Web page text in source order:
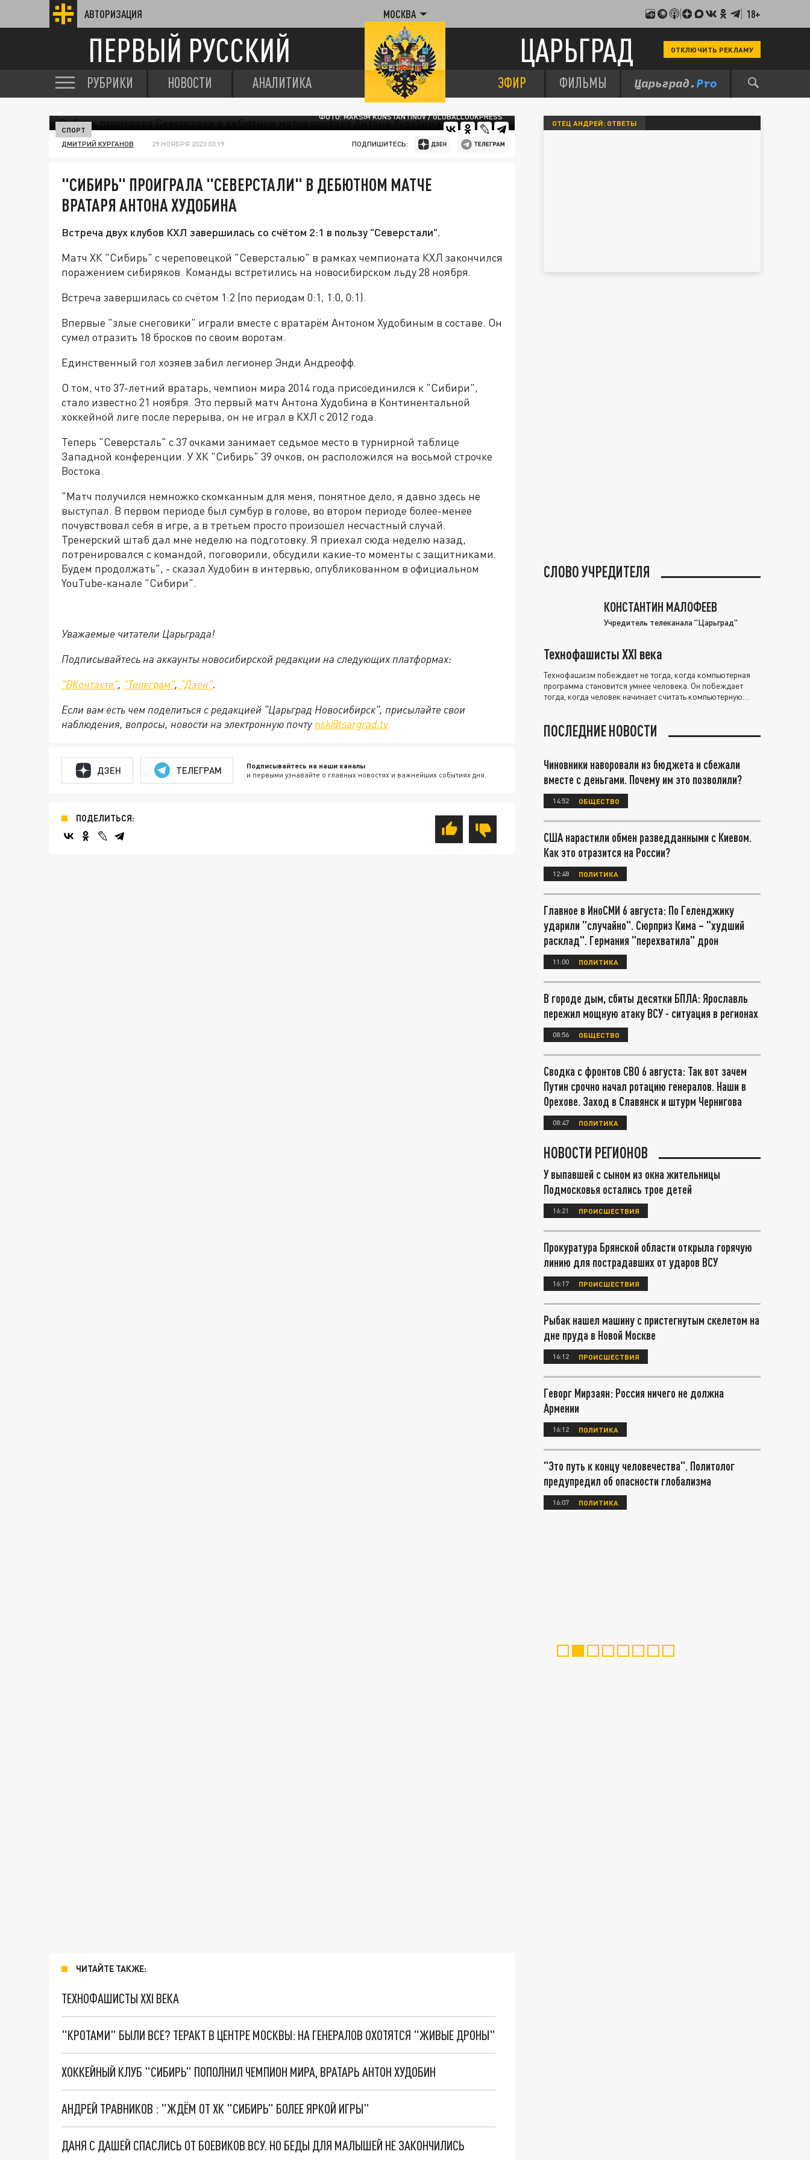
АВТОРИЗАЦИЯ МОСКВА 18+
ПЕРВЫЙ РУССКИЙ ЦАРЬГРАД ОТКЛЮЧИТЬ РЕКЛАМУ
РУБРИКИ НОВОСТИ АНАЛИТИКА ЭФИР ФИЛЬМЫ
ФОТО: MAKSIM KONSTANTINOV / GLOBALLOOKPRESS
СПОРТ
ДМИТРИЙ КУРГАНОВ 29 НОЯБРЯ 2023 03:19 ПОДПИШИТЕСЬ:
"СИБИРЬ" ПРОИГРАЛА "СЕВЕРСТАЛИ" В ДЕБЮТНОМ МАТЧЕ
ВРАТАРЯ АНТОНА ХУДОБИНА
Встреча двух клубов КХЛ завершилась со счётом 2:1 в пользу "Северстали".
Матч ХК "Сибирь" с череповецкой "Северсталью" в рамках чемпионата КХЛ закончился
поражением сибиряков. Команды встретились на новосибирском льду 28 ноября.
Встреча завершилась со счётом 1:2 (по периодам 0:1, 1:0, 0:1).
Впервые "злые снеговики" играли вместе с вратарём Антоном Худобиным в составе. Он
сумел отразить 18 бросков по своим воротам.
Единственный гол хозяев забил легионер Энди Андреофф.
О том, что 37-летний вратарь, чемпион мира 2014 года присоединился к "Сибири",
стало известно 21 ноября. Это первый матч Антона Худобина в Континентальной
хоккейной лиге после перерыва, он не играл в КХЛ с 2012 года.
Теперь "Северсталь" с 37 очками занимает седьмое место в турнирной таблице
Западной конференции. У ХК "Сибирь" 39 очков, он расположился на восьмой строчке
Востока.
"Матч получился немножко скомканным для меня, понятное дело, я давно здесь не
выступал. В первом периоде был сумбур в голове, во втором периоде более-менее
почувствовал себя в игре, а в третьем просто произошел несчастный случай.
Тренерский штаб дал мне неделю на подготовку. Я приехал сюда неделю назад,
потренировался с командой, поговорили, обсудили какие-то моменты с защитниками.
Будем продолжать", - сказал Худобин в интервью, опубликованном в официальном
YouTube-канале "Сибири".
Уважаемые читатели Царьграда!
Подписывайтесь на аккаунты новосибирской редакции на следующих платформах:
"ВКонтакте", "Телеграм", "Дзен".
Если вам есть чем поделиться с редакцией "Царьград Новосибирск", присылайте свои
наблюдения, вопросы, новости на электронную почту nsk@tsargrad.tv
ДЗЕН ТЕЛЕГРАМ Подписывайтесь на наши каналы
и первыми узнавайте о главных новостях и важнейших событиях дня.
ПОДЕЛИТЬСЯ:
ЧИТАЙТЕ ТАКЖЕ:
ТЕХНОФАШИСТЫ XXI ВЕКА
"КРОТАМИ" БЫЛИ ВСЕ? ТЕРАКТ В ЦЕНТРЕ МОСКВЫ: НА ГЕНЕРАЛОВ ОХОТЯТСЯ "ЖИВЫЕ ДРОНЫ"
ХОККЕЙНЫЙ КЛУБ "СИБИРЬ" ПОПОЛНИЛ ЧЕМПИОН МИРА, ВРАТАРЬ АНТОН ХУДОБИН
АНДРЕЙ ТРАВНИКОВ : "ЖДЁМ ОТ ХК "СИБИРЬ" БОЛЕЕ ЯРКОЙ ИГРЫ"
ДАНЯ С ДАШЕЙ СПАСЛИСЬ ОТ БОЕВИКОВ ВСУ. НО БЕДЫ ДЛЯ МАЛЫШЕЙ НЕ ЗАКОНЧИЛИСЬ
ОТЕЦ АНДРЕЙ: ОТВЕТЫ
СЛОВО УЧРЕДИТЕЛЯ
КОНСТАНТИН МАЛОФЕЕВ
Учредитель телеканала "Царьград"
Технофашисты XXI века
Технофашизм побеждает не тогда, когда компьютерная
программа становится умнее человека. Он побеждает
тогда, когда человек начинает считать компьютерную
ПОСЛЕДНИЕ НОВОСТИ
Чиновники наворовали из бюджета и сбежали
вместе с деньгами. Почему им это позволили?
14:52 ОБЩЕСТВО
США нарастили обмен разведданными с Киевом.
Как это отразится на России?
12:48 ПОЛИТИКА
Главное в ИноСМИ 6 августа: По Геленджику
ударили "случайно". Сюрприз Кима – "худший
расклад". Германия "перехватила" дрон
11:00 ПОЛИТИКА
В городе дым, сбиты десятки БПЛА: Ярославль
пережил мощную атаку ВСУ - ситуация в регионах
08:56 ОБЩЕСТВО
Сводка с фронтов СВО 6 августа: Так вот зачем
Путин срочно начал ротацию генералов. Наши в
Орехове. Заход в Славянск и штурм Чернигова
08:47 ПОЛИТИКА
НОВОСТИ РЕГИОНОВ
У выпавшей с сыном из окна жительницы
Подмосковья остались трое детей
16:21 ПРОИСШЕСТВИЯ
Прокуратура Брянской области открыла горячую
линию для пострадавших от ударов ВСУ
16:17 ПРОИСШЕСТВИЯ
Рыбак нашел машину с пристегнутым скелетом на
дне пруда в Новой Москве
16:12 ПРОИСШЕСТВИЯ
Геворг Мирзаян: Россия ничего не должна
Армении
16:12 ПОЛИТИКА
"Это путь к концу человечества". Политолог
предупредил об опасности глобализма
16:07 ПОЛИТИКА